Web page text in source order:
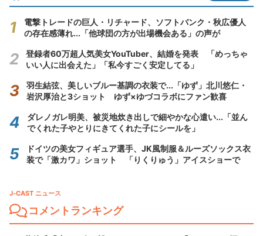
電撃トレードの巨人・リチャード、ソフトバンク・秋広優人
の存在感薄れ...「他球団の方が出場機会ある」の声が
登録者60万超人気美女YouTuber、結婚を発表 「めっちゃ
いい人に出会えた」「私今すごく安定してる」
羽生結弦、美しいブルー基調の衣装で...「ゆず」北川悠仁・
岩沢厚治と3ショット ゆず×ゆづコラボにファン歓喜
ダレノガレ明美、被災地炊き出しで細やかな心遣い...「並ん
でくれた子やとりにきてくれた子にシールを」
ドイツの美女フィギュア選手、JK風制服＆ルーズソックス衣
装で「激カワ」ショット 「りくりゅう」アイスショーで
J-CAST ニュース
コメントランキング